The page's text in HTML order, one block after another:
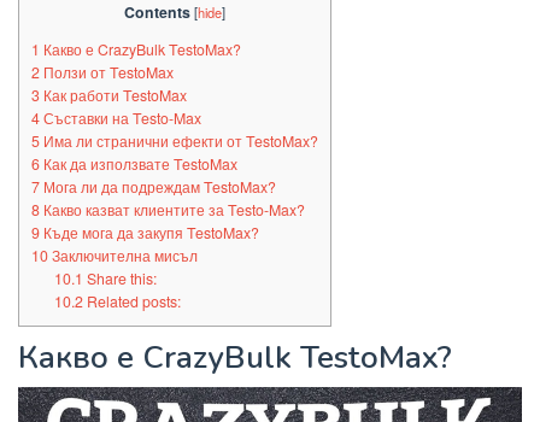
Contents[hide]
1 Какво е CrazyBulk TestoMax?
2 Ползи от TestoMax
3 Как работи TestoMax
4Съставки на Testo-Max
5 Има ли странични ефекти от TestoMax?
6 Как да използвате TestoMax
7 Мога ли да подреждам TestoMax?
8 Какво казват клиентите за Testo-Max?
9 Къде мога да закупя TestoMax?
10Заключителна мисъл
10.1 Share this:
10.2Related posts:
Какво е CrazyBulk TestoMax?